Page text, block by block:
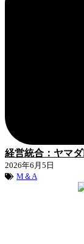
経営統合：ヤマ
2026年6月5日
M＆A